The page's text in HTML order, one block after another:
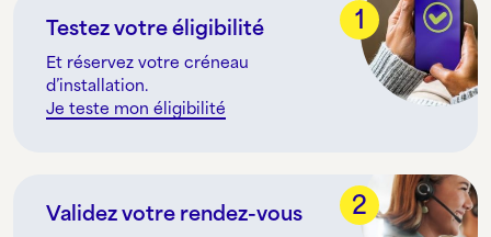
1
Testez votre éligibilité
Et réservez votre créneau
d’installation.
Je teste mon éligibilité
2
Validez votre rendez-vous